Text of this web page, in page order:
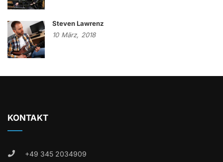
Steven Lawrenz
10 März, 2018
KONTAKT
+49 345 2034909